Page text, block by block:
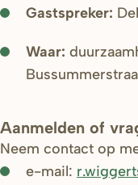
Gastspreker:
Waar:
Aanmelden of
Neem contact op
e-mail: